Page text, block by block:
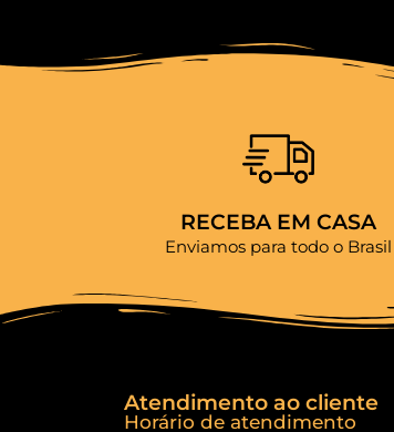
RECEBA EM CASA
Enviamos para todo o Brasil
Atendimento ao cliente
Horário de atendimento